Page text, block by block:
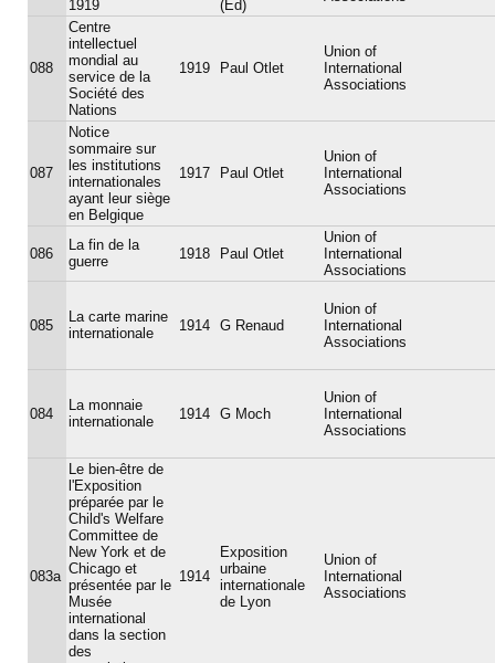
1919 (Ed)
088
Centre
intellectuel
mondial au
service de la
Société des
Nations
1919 Paul Otlet
Union of
International
Associations
087
Notice
sommaire sur
les institutions
internationales
ayant leur siège
en Belgique
1917 Paul Otlet
Union of
International
Associations
086
La fin de la
guerre
1918 Paul Otlet
Union of
International
Associations
085
La carte marine
internationale
1914 G Renaud
Union of
International
Associations
084
La monnaie
internationale
1914 G Moch
Union of
International
Associations
083a
Le bien-être de
l'Exposition
préparée par le
Child's Welfare
Committee de
New York et de
Chicago et
présentée par le
Musée
international
dans la section
des
1914
Exposition
urbaine
internationale
de Lyon
Union of
International
Associations